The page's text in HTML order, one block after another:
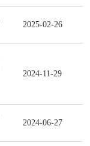
2025-02-26
2024-11-29
2024-06-27